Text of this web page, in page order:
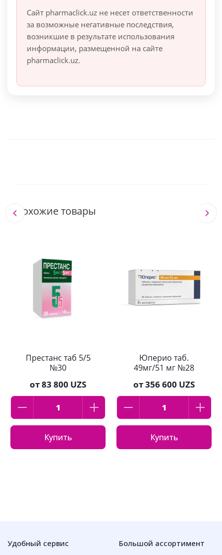
Сайт pharmaclick.uz не несет ответственности
за возможные негативные последствия,
возникшие в результате использования
информации, размещенной на сайте
pharmaclick.uz.
Похожие товары
Престанс таб 5/5
№30
от83 800 UZS
Купить
Юперио таб.
49мг/51 мг №28
от356 600 UZS
Купить
Удобный сервис Большой ассортимент